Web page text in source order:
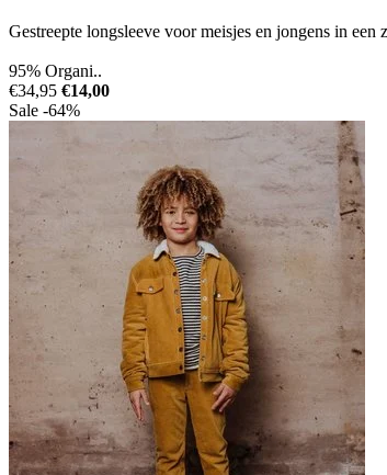
Gestreepte longsleeve voor meisjes en jongens in een
95% Organi..
€34,95 €14,00
Sale -64%